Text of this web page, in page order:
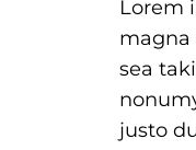
Lorem
magna
sea
justo